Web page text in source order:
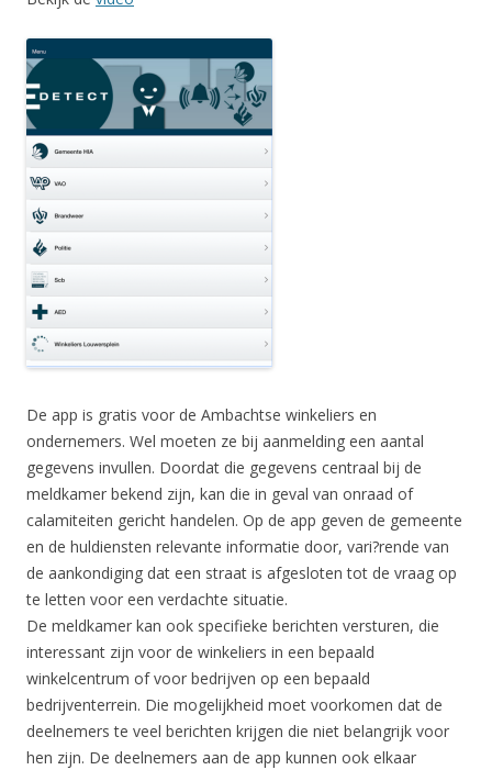
De app is gratis voor de Ambachtse winkeliers en
ondernemers. Wel moeten ze bij aanmelding een aantal
gegevens invullen. Doordat die gegevens centraal bij de
meldkamer bekend zijn, kan die in geval van onraad of
calamiteiten gericht handelen. Op de app geven de gemeente
en de huldiensten relevante informatie door, vari?rende van
de aankondiging dat een straat is afgesloten tot de vraag op
te letten voor een verdachte situatie.
De meldkamer kan ook specifieke berichten versturen, die
interessant zijn voor de winkeliers in een bepaald
winkelcentrum of voor bedrijven op een bepaald
bedrijventerrein. Die mogelijkheid moet voorkomen dat de
deelnemers te veel berichten krijgen die niet belangrijk voor
hen zijn. De deelnemers aan de app kunnen ook elkaar